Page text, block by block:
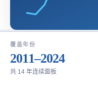
覆盖年份
2011–2024
共 14 年连续面板